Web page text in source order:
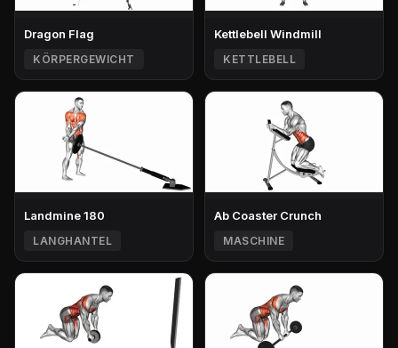
Dragon Flag
KÖRPERGEWICHT
Kettlebell Windmill
KETTLEBELL
Landmine 180
LANGHANTEL
Ab Coaster Crunch
MASCHINE